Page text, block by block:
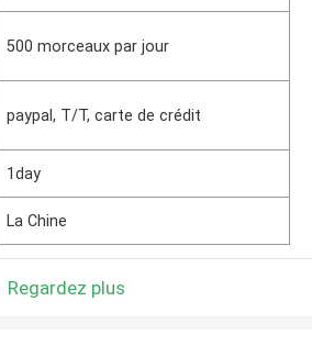
500 morceaux par jour
paypal, T/T, carte de crédit
1day
La Chine
Regardez plus